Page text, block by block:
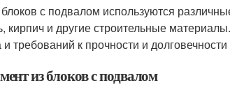
с подвалом используются
кирпич и другие строительные
и требований к прочности и
из блоков с подвалом